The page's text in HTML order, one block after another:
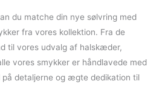
du matche din nye sølvring med
fra vores kollektion. Fra de
til vores udvalg af halskæder,
vores smykker er håndlavede med
detaljerne og ægte dedikation til